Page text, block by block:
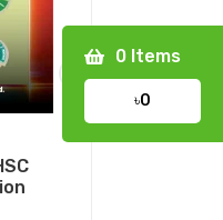
HSC Books
0 Items
৳0